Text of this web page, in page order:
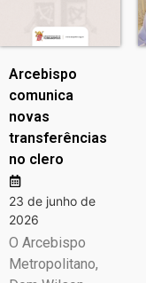
Arcebispo
comunica
novas
transferências
no clero
23 de junho de
2026
O Arcebispo
Metropolitano,